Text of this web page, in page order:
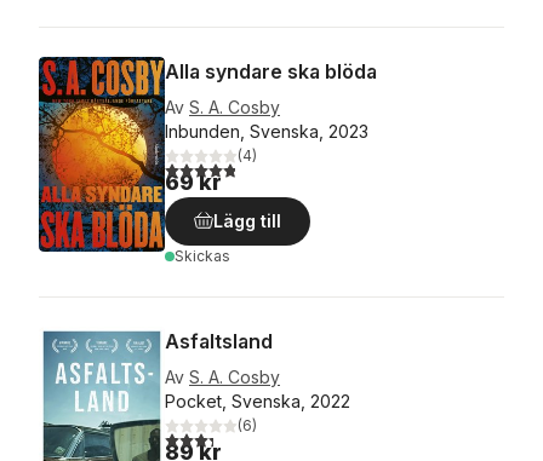
Alla syndare ska blöda
Av S. A. Cosby
Inbunden, Svenska, 2023
4,8utav 5 stjärnor. Totalt antal röster:
(4)
69 kr
Lägg till
Skickas
Asfaltsland
Av S. A. Cosby
Pocket, Svenska, 2022
3,3utav 5 stjärnor. Totalt antal röster:
(6)
89 kr